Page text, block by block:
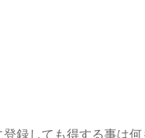
録しても得する事は